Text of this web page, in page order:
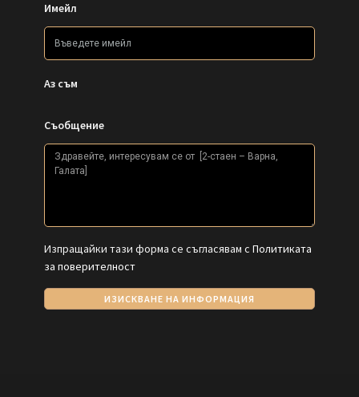
Имейл
Аз съм
Съобщение
Изпращайки тази форма се съгласявам с Политиката
за поверителност
ИЗИСКВАНЕ НА ИНФОРМАЦИЯ